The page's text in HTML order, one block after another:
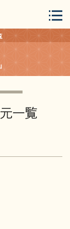
ログイン
一覧